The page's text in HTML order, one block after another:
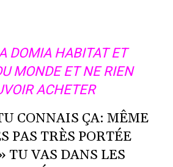
DOMIA HABITAT ET
MONDE ET NE RIEN
ACHETER
CONNAIS ÇA: MÊME
PAS TRÈS PORTÉE
TU VAS DANS LES